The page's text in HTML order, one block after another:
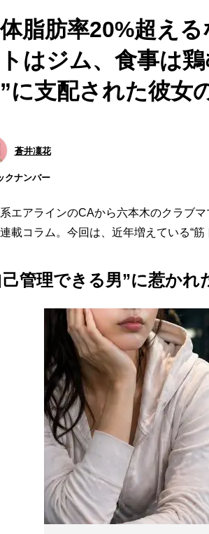
体脂肪率20%超え
はジム、食事は
に支配された彼女
蒼井凜花
クナンバー
エアラインのCAから六本木のクラブ
載コラム。今回は、近年増えている“
己管理できる男”に惹かれ